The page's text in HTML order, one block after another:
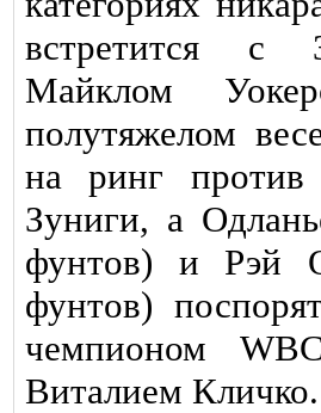
встретится с
Майклом
полутяжелом
на ринг против
Зуниги, а
фунтов) и Рэй
фунтов)
чемпионом
Виталием